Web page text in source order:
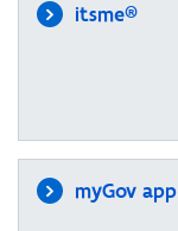
itsme®
myGov app